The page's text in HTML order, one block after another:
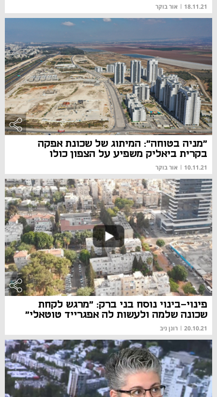
18.11.21
| אור בוקר
"מניה בטוחה": המיתוג של שכונת אפקה
בקרית ביאליק משפיע על הצפון כולו
10.11.21
| אור בוקר
פינוי-בינוי נוסח בני ברק: "מרגש לקחת
שכונה שלמה ולעשות לה אפגרייד טוטאלי"
20.10.21
| רונן ניב